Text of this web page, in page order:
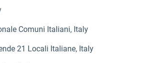
Comuni Italiani, Italy
21 Locali Italiane, Italy